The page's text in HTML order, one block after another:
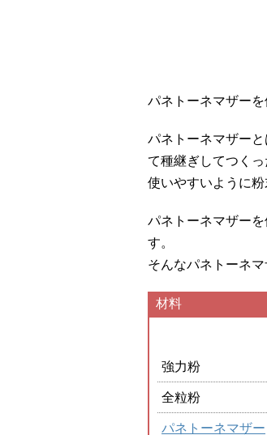
パネトーネマザーを
パネトーネマザー
て種継ぎしてつくっ
使いやすいように粉
パネトーネマザー
す。
そんなパネトーネ
材料
強力粉
全粒粉
パネトーネマザー